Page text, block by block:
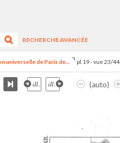
RECHERCHE AVANCÉE
universelle de Paris de... pl.19 - vue 23/44
(auto)